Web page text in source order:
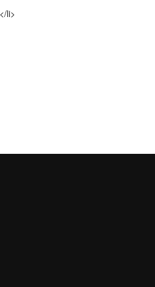
li>